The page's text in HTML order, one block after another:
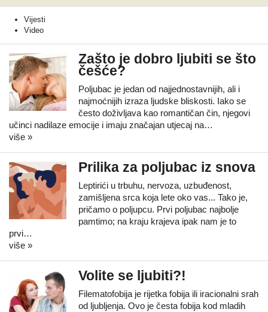
Vijesti
Video
Zašto je dobro ljubiti se što
češće?
Poljubac je jedan od najjednostavnijih, ali i
najmoćnijih izraza ljudske bliskosti. Iako se
često doživljava kao romantičan čin, njegovi
učinci nadilaze emocije i imaju značajan utjecaj na…
više »
Prilika za poljubac iz snova
Leptirići u trbuhu, nervoza, uzbuđenost,
zamišljena srca koja lete oko vas... Tako je,
pričamo o poljupcu. Prvi poljubac najbolje
pamtimo; na kraju krajeva ipak nam je to
prvi…
više »
Volite se ljubiti?!
Filematofobija je rijetka fobija ili iracionalni srah
od ljubljenja. Ovo je česta fobija kod mladih